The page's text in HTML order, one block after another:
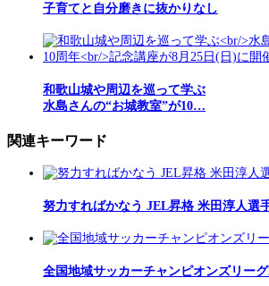
子育てと自分磨きに抜かりなし
和歌山城や周辺を巡って学ぶ
水島さんの“お城教室”が10…
関連キーワード
努力すればかなう JEL昇格 米田淳人選
全国地域サッカーチャンピオンズリー